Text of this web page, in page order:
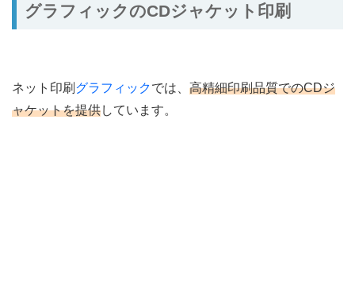
グラフィックのCDジャケット印刷
ネット印刷 グラフィックでは、 高精細印刷品質でのCDジ
ャケットを提供しています。